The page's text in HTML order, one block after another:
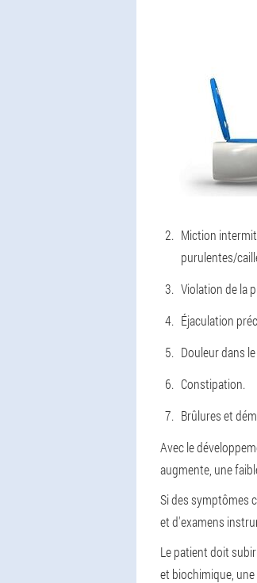
Miction
purulentes/
Violation de la
Éjaculation
Douleur dans
Constipation.
Brûlures et
Avec le
augmente, une
Si des symptômes
et d'examens
Le patient doit
et biochimique, une